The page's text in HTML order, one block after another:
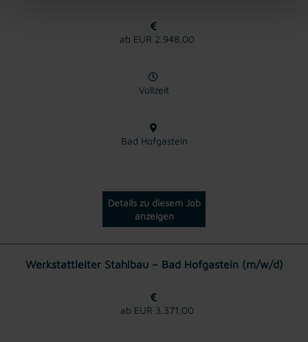
ab EUR 2.948,00
Vollzeit
Bad Hofgastein
Details zu diesem Job
anzeigen
Werkstattleiter Stahlbau – Bad Hofgastein (m/w/d)
ab EUR 3.371,00